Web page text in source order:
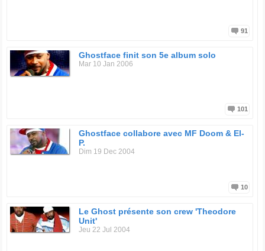
91
Ghostface finit son 5e album solo
Mar 10 Jan 2006
101
Ghostface collabore avec MF Doom & El-
P.
Dim 19 Dec 2004
10
Le Ghost présente son crew 'Theodore
Unit'
Jeu 22 Jul 2004